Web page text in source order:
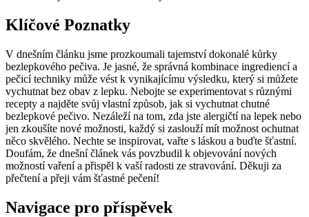
Klíčové Poznatky
V dnešním článku jsme prozkoumali tajemství dokonalé kůrky
bezlepkového pečiva. Je jasné, že⁣ správná kombinace ingrediencí a
pečicí techniky může vést k vynikajícímu výsledku, který si můžete‍
vychutnat bez obav z⁣ lepku. Nebojte‌ se⁣ experimentovat ​s různými
recepty⁣ a najděte svůj vlastní způsob, jak si vychutnat chutné​
bezlepkové pečivo. Nezáleží na tom, zda‌ jste alergičtí na lepek nebo⁣
jen ⁤zkoušíte nové možnosti, každý si zaslouží mít možnost ochutnat
něco skvělého. Nechte se ⁣inspirovat, vařte s‍ láskou a buďte šťastní.
Doufám, že dnešní článek vás povzbudil k objevování nových​
možností vaření a přispěl k vaší radosti ⁢ze stravování. Děkuji za
⁤přečtení a přeji ​vám šťastné pečení!
Navigace pro příspěvek